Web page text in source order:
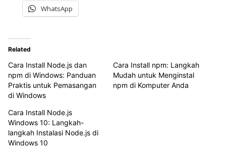
WhatsApp
Related
Cara Install Node.js dan
npm di Windows: Panduan
Praktis untuk Pemasangan
di Windows
Cara Install npm: Langkah
Mudah untuk Menginstal
npm di Komputer Anda
Cara Install Node.js
Windows 10: Langkah-
langkah Instalasi Node.js di
Windows 10